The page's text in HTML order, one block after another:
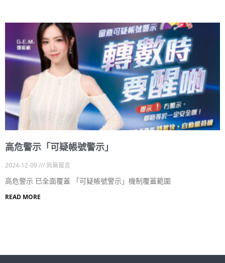
高危警示「可疑帳號警示」
2024-12-09 尚無留言
高危警示 已全面覆蓋 「可疑帳號警示」機制覆蓋範圍
READ MORE